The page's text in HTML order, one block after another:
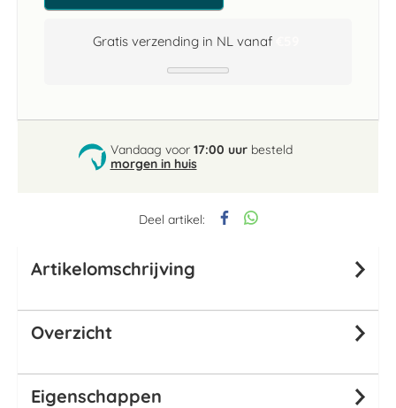
Deel artikel:
Gratis verzending in NL vanaf
Vandaag voor 17:00 uurbesteld
morgen in huis
Artikelomschrijving
Overzicht
Eigenschappen